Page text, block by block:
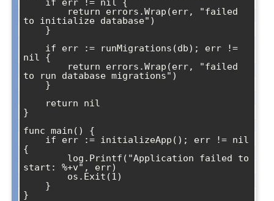
to initialize database")
nil {
to run database migrations")
}
func main() {
{
start: %+v", err)